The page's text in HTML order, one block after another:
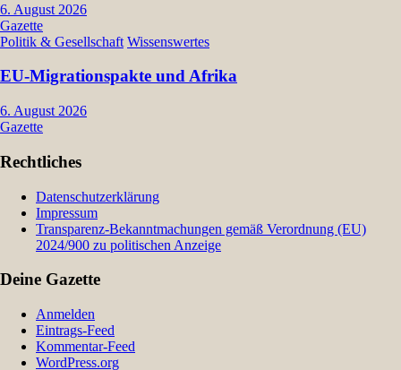
6. August 2026
Gazette
Politik & Gesellschaft Wissenswertes
EU-Migrationspakte und Afrika
6. August 2026
Gazette
Rechtliches
Datenschutzerklärung
Impressum
Transparenz-Bekanntmachungen gemäß Verordnung (EU)
2024/900 zu politischen Anzeige
Deine Gazette
Anmelden
Eintrags-Feed
Kommentar-Feed
WordPress.org